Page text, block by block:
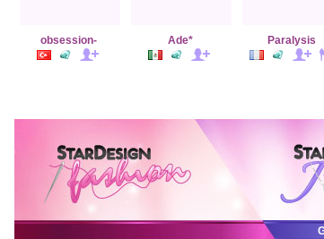
obsession- Ade* Paralysis